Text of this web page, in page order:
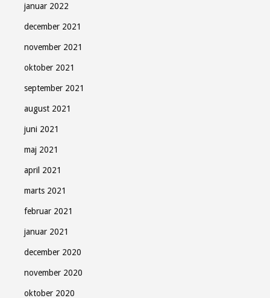
januar 2022
december 2021
november 2021
oktober 2021
september 2021
august 2021
juni 2021
maj 2021
april 2021
marts 2021
februar 2021
januar 2021
december 2020
november 2020
oktober 2020